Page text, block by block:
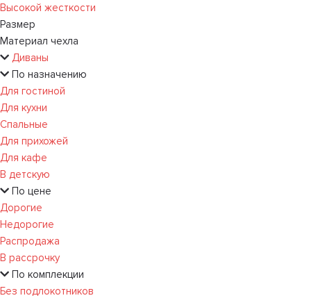
Высокой жесткости
Размер
Материал чехла
Диваны
По назначению
Для гостиной
Для кухни
Спальные
Для прихожей
Для кафе
В детскую
По цене
Дорогие
Недорогие
Распродажа
В рассрочку
По комплекции
Без подлокотников